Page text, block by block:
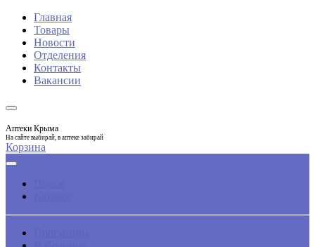
Главная
Товары
Новости
Отделения
Контакты
Вакансии
Аптеки Крыма
На сайте выбирай, в аптеке забирай
Корзина